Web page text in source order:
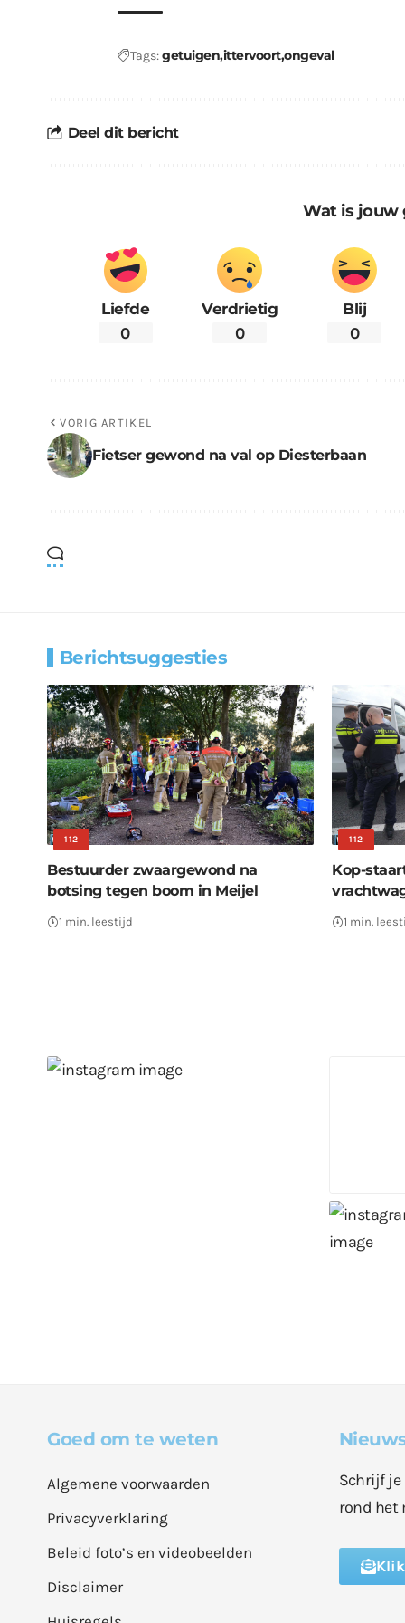
Tags:getuigenittervoortongeval
Deel dit bericht
Wat is jouw
Liefde
0
Verdrietig
0
Blij
0
VORIG ARTIKEL
Fietser gewond na val op Diesterbaan
Berichtsuggesties
112
Bestuurder zwaargewond na
botsing tegen boom in Meijel
1 min. leestijd
112
Kop-
1 min.
Goed om te weten
Algemene voorwaarden
Privacyverklaring
Beleid foto’s en videobeelden
Disclaimer
Schrijf je
rond het